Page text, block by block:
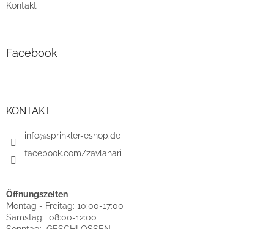
Kontakt
Facebook
KONTAKT
info@sprinkler-eshop.de
facebook.com/zavlahari
Öffnungszeiten
Montag - Freitag: 10:00-17:00
Samstag: 08:00-12:00